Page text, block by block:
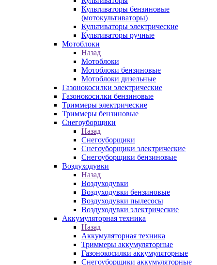
Культиваторы бензиновые
(мотокультиваторы)
Культиваторы электрические
Культиваторы ручные
Мотоблоки
Назад
Мотоблоки
Мотоблоки бензиновые
Мотоблоки дизельные
Газонокосилки электрические
Газонокосилки бензиновые
Триммеры электрические
Триммеры бензиновые
Снегоуборщики
Назад
Снегоуборщики
Снегоуборщики электрические
Снегоуборщики бензиновые
Воздуходувки
Назад
Воздуходувки
Воздуходувки бензиновые
Воздуходувки пылесосы
Воздуходувки электрические
Аккумуляторная техника
Назад
Аккумуляторная техника
Триммеры аккумуляторные
Газонокосилки аккумуляторные
Снегоуборщики аккумуляторные